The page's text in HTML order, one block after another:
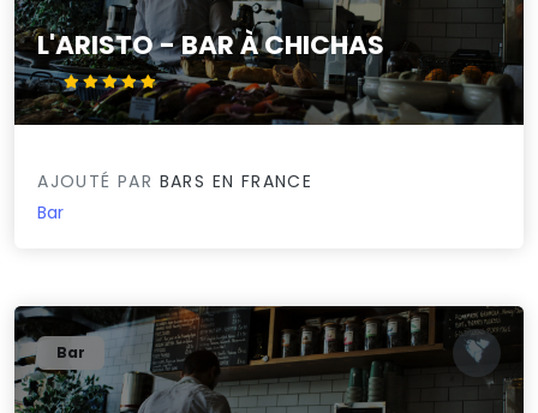
L'ARISTO - BAR À CHICHAS
5/5
AJOUTÉ PAR BARS EN FRANCE
Bar
Bar